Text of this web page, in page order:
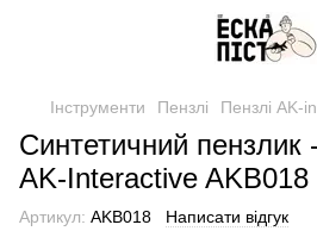
Інструменти Пензлі Пензлі AK-
Синтетичний
AK-Interactive AKB018
Артикул: AKB018 Написати відгук